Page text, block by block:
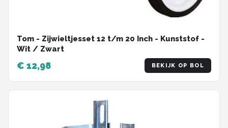
Tom - Zijwieltjesset 12 t/m 20 Inch - Kunststof -
Wit / Zwart
€ 12,98 BEKIJK OP BOL